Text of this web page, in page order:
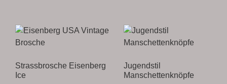
Strassbrosche Eisenberg
Ice
Jugendstil
Manschettenknöpfe